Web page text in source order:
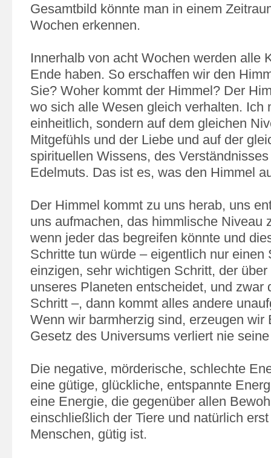
Gesamtbild könnte man in einem
Wochen erkennen.
Innerhalb von acht Wochen werden alle
Ende haben. So erschaffen wir den
Sie? Woher kommt der Himmel? Der
wo sich alle Wesen gleich verhalten. Ich
einheitlich, sondern auf dem gleichen
Mitgefühls und der Liebe und auf der
spirituellen Wissens, des
Edelmuts. Das ist es, was den Himmel
Der Himmel kommt zu uns herab, uns
uns aufmachen, das himmlische Niveau
wenn jeder das begreifen könnte und
Schritte tun würde – eigentlich nur einen
einzigen, sehr wichtigen Schritt, der
unseres Planeten entscheidet, und zwar
Schritt –, dann kommt alles andere
Wenn wir barmherzig sind, erzeugen wir
Gesetz des Universums verliert nie
Die negative, mörderische, schlechte
eine gütige, glückliche, entspannte
eine Energie, die gegenüber allen
einschließlich der Tiere und natürlich
Menschen, gütig ist.